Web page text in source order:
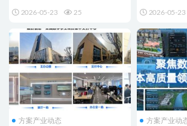
2026-05-23 25 2026-05-23
方案产业动态 方案产业动